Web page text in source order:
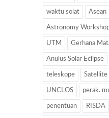
waktu solat Asean
Astronomy
UTM Gerhana
Anulus Solar Eclipse
teleskope Satellite
UNCLOS perak.
penentuan RISDA